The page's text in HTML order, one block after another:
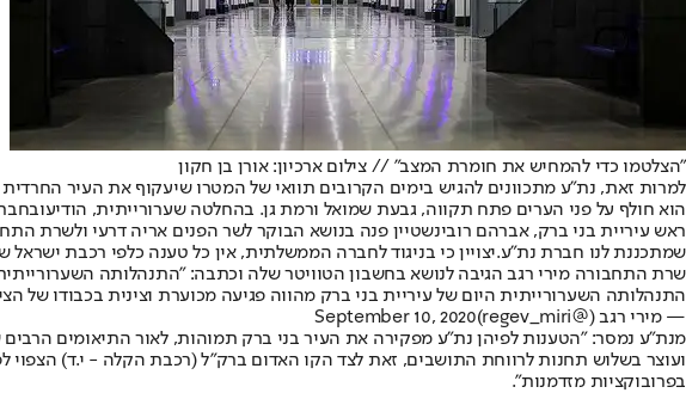
"הצלטמו כדי להמחיש את חומרת המצב" // צילום ארכיון: אורן בן חקון
הוא חולף על פני הערים פתח תקווה, גבעת שמואל ורמת גן. בהחלטה שערורייתית, הודיעו
ראש עיריית בני ברק, אברהם רובינשטיין פנה בנושא הבוקר לשר הפנים אריה דרעי ולשרת
שמתכננת לנו חברת נת"ע.יצויין כי בניגוד לחברה הממשלתית, אין כל טענה כלפי רכבת
שרת התחבורה מירי רגב הגיבה לנושא בחשבון הטוויטר שלה וכתבה: "התנהלותה
התנהלותה השערורייתית היום של עיריית בני ברק מהווה פגיעה מכוערת וצינית בכבודו
— מירי רגב (@regev_miri)
September 10, 2020
ועוצר בשלוש תחנות לרווחת התושבים, זאת לצד הקו האדום ברק"ל (רכבת הקלה - י.ד) הצפוי
בפרובוקציות מזדמנות".